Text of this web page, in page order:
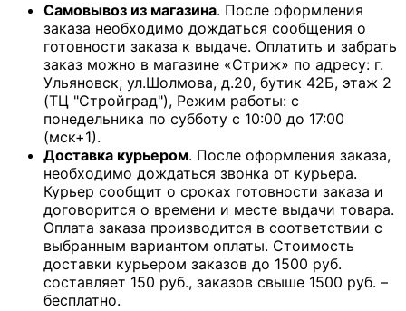
Самовывоз из магазина. После оформления
заказа необходимо дождаться сообщения о
готовности заказа к выдаче. Оплатить и забрать
заказ можно в магазине «Стриж» по адресу: г.
Ульяновск, ул.Шолмова, д.20, бутик 42Б, этаж 2
(ТЦ "Стройград"), Режим работы: с
понедельника по субботу с 10:00 до 17:00
(мск+1).
Доставка курьером. После оформления заказа,
необходимо дождаться звонка от курьера.
Курьер сообщит о сроках готовности заказа и
договорится о времени и месте выдачи товара.
Оплата заказа производится в соответствии с
выбранным вариантом оплаты. Стоимость
доставки курьером заказов до 1500 руб.
составляет 150 руб., заказов свыше 1500 руб. –
бесплатно.